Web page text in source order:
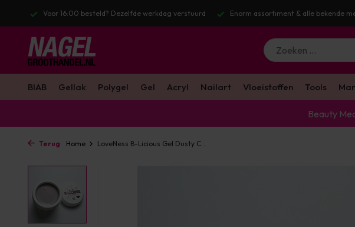
werkdag verstuurd Enorm assortiment & alle bekende merken Gratis verzending v.a.
BIAB Gellak Polygel Gel Acryl Nailart Vloeistoffen Tools
Beauty
Terug Home LoveNess B-Licious Gel Dusty C...